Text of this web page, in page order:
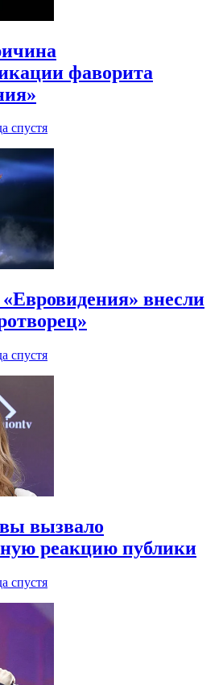
фаворита
спустя
внесли
спустя
вызвало
реакцию публики
спустя